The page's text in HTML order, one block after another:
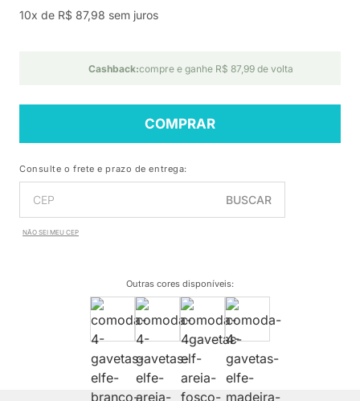
10x de R$ 87,98 sem juros
Cashback:compre e ganhe R$ 87,99 de volta
COMPRAR
Consulte o frete e prazo de entrega:
BUSCAR
NÃO SEI MEU CEP
Outras cores disponíveis: